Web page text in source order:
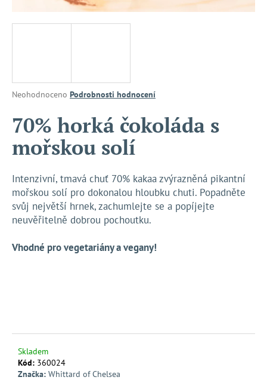
Průměrné
produktu
je
hvězdiček.
Neohodnoceno Podrobnosti hodnocení
70% horká čokoláda s
mořskou solí
Intenzivní, tmavá chuť 70% kakaa zvýrazněná pikantní
mořskou solí pro dokonalou hloubku chuti. Popadněte
svůj největší hrnek, zachumlejte se a popíjejte
neuvěřitelně dobrou pochoutku.
Vhodné pro vegetariány a vegany!
Skladem
Kód: 360024
Značka: Whittard of Chelsea
?
D
o
p
r
e